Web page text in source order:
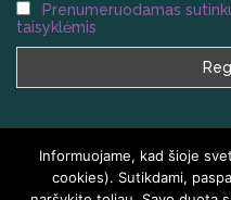
Prenumeruodamas
taisyklėmis
Informuojame, kad šioje
cookies). Sutikdami,